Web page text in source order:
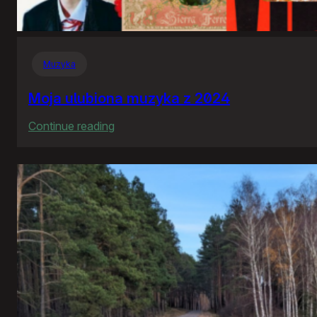
Muzyka
Moja ulubiona muzyka z 2024
Continue reading
ulubiona
muzyka
z
2024